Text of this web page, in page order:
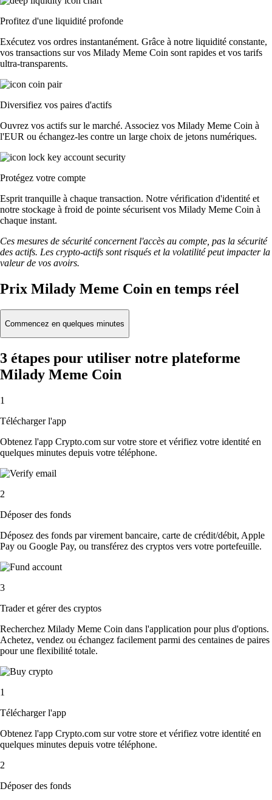
Profitez d'une liquidité profonde
Exécutez vos ordres instantanément. Grâce à notre liquidité constante,
vos transactions sur vos Milady Meme Coin sont rapides et vos tarifs
ultra-transparents.
Diversifiez vos paires d'actifs
Ouvrez vos actifs sur le marché. Associez vos Milady Meme Coin à
l'EUR ou échangez-les contre un large choix de jetons numériques.
Protégez votre compte
Esprit tranquille à chaque transaction. Notre vérification d'identité et
notre stockage à froid de pointe sécurisent vos Milady Meme Coin à
chaque instant.
Ces mesures de sécurité concernent l'accès au compte, pas la sécurité
des actifs. Les crypto-actifs sont risqués et la volatilité peut impacter la
valeur de vos avoirs.
Prix Milady Meme Coin en temps réel
Commencez en quelques minutes
3 étapes pour utiliser notre plateforme
Milady Meme Coin
1
Télécharger l'app
Obtenez l'app Crypto.com sur votre store et vérifiez votre identité en
quelques minutes depuis votre téléphone.
2
Déposer des fonds
Déposez des fonds par virement bancaire, carte de crédit/débit, Apple
Pay ou Google Pay, ou transférez des cryptos vers votre portefeuille.
3
Trader et gérer des cryptos
Recherchez Milady Meme Coin dans l'application pour plus d'options.
Achetez, vendez ou échangez facilement parmi des centaines de paires
pour une flexibilité totale.
1
Télécharger l'app
Obtenez l'app Crypto.com sur votre store et vérifiez votre identité en
quelques minutes depuis votre téléphone.
2
Déposer des fonds